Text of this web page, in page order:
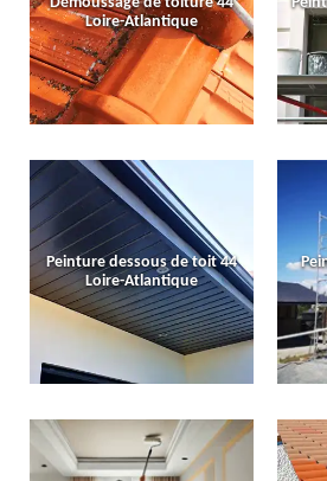
Loire-Atlantique
Peinture dessous de toit 44
Loire-Atlantique